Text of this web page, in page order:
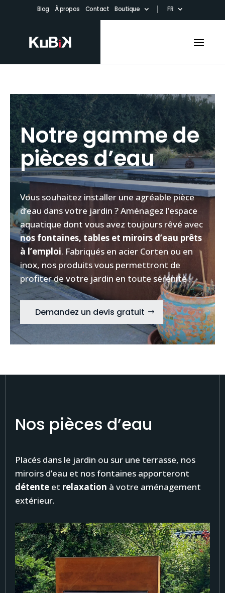
Blog À propos Contact Boutique FR
Notre gamme de
pièces d’eau
Vous souhaitez installer une agréable pièce
d’eau dans votre jardin ? Aménagez l’espace
aquatique dont vous avez toujours rêvé avec
nos fontaines, tables et miroirs d’eau prêts
à l’emploi. Fabriqués en acier Corten ou en
inox, nos produits vous permettront de
profiter de votre jardin en toute sérénité !
Demandez un devis gratuit
Nos pièces d’eau
Placés dans le jardin ou sur une terrasse, nos
miroirs d’eau et nos fontaines apporteront
détente et relaxation à votre aménagement
extérieur.